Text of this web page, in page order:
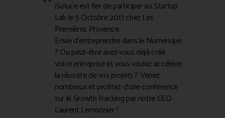
iSoluce est fier de participer au Startup
Lab le 5 Octobre 2017 chez Les
Premières Provence.
Envie d’entreprendre dans le Numérique
? Ou peut-être avez-vous déjà créé
votre entreprise et vous voulez accélérer
la réussite de vos projets ? Venez
nombreux et profitez d’une conférence
sur le Growth Hacking par notre CEO
Laurent Lemonnier !